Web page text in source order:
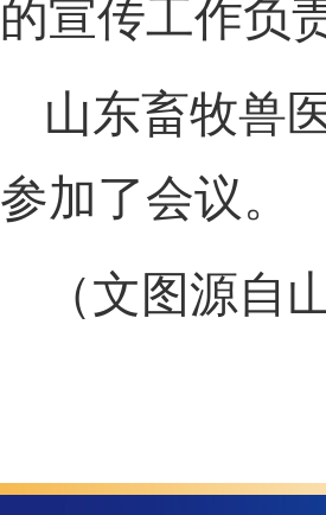
的宣传工作负
山东畜牧兽
参加了会议。
（文图源自